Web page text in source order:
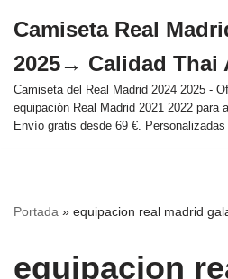
al
contenido
Camiseta Real
2025→ Calidad Thai
Camiseta del Real Madrid 2024 2025 -
equipación Real Madrid 2021 2022 para
Envío gratis desde 69 €. Personalizadas
Portada » equipacion real madrid
equipacion